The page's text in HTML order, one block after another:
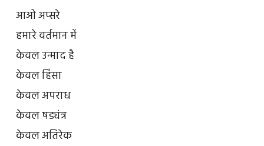
आओ अप्सरे
हमारे वर्तमान में
केवल उन्माद है
केवल हिंसा
केवल अपराध
केवल षड्यंत्र
केवल अतिरेक